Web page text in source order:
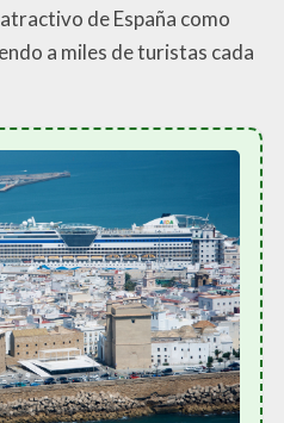
de España como
a miles de turistas cada